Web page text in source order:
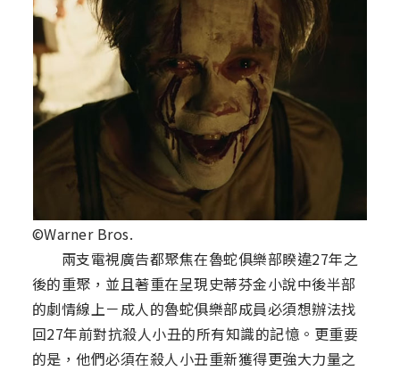
©Warner Bros.
兩支電視廣告都聚焦在魯蛇俱樂部睽違27年之
後的重聚，並且著重在呈現史蒂芬金小說中後半部
的劇情線上－成人的魯蛇俱樂部成員必須想辦法找
回27年前對抗殺人小丑的所有知識的記憶。更重要
的是，他們必須在殺人小丑重新獲得更強大力量之